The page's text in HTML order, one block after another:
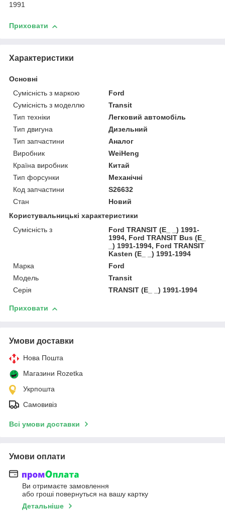
1991
Приховати
Характеристики
Основні
Сумісність з маркою
Ford
Сумісність з моделлю
Transit
Тип техніки
Легковий автомобіль
Тип двигуна
Дизельний
Тип запчастини
Аналог
Виробник
WeiHeng
Країна виробник
Китай
Тип форсунки
Механічні
Код запчастини
S26632
Стан
Новий
Користувальницькі характеристики
Сумісність з
Ford TRANSIT (E_ _) 1991-
1994, Ford TRANSIT Bus (E_
_) 1991-1994, Ford TRANSIT
Kasten (E_ _) 1991-1994
Марка
Ford
Модель
Transit
Серія
TRANSIT (E_ _) 1991-1994
Приховати
Умови доставки
Нова Пошта
Магазини Rozetka
Укрпошта
Самовивіз
Всі умови доставки
Умови оплати
Ви отримаєте замовлення
або гроші повернуться на вашу картку
Детальніше